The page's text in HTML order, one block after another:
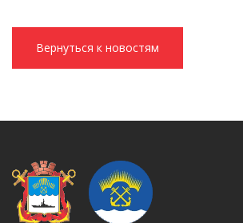
Вернуться к новостям